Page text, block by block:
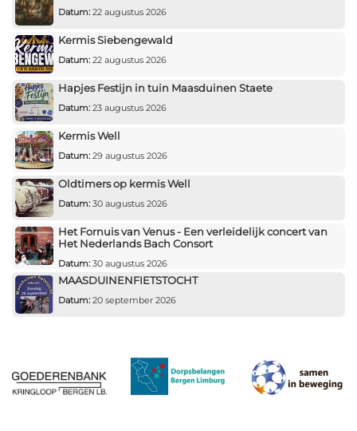
Datum: 22 augustus 2026
Kermis Siebengewald
Datum: 22 augustus 2026
Hapjes Festijn in tuin Maasduinen Staete
Datum: 23 augustus 2026
Kermis Well
Datum: 29 augustus 2026
Oldtimers op kermis Well
Datum: 30 augustus 2026
Het Fornuis van Venus - Een verleidelijk concert van
Het Nederlands Bach Consort
Datum: 30 augustus 2026
MAASDUINENFIETSTOCHT
Datum: 20 september 2026